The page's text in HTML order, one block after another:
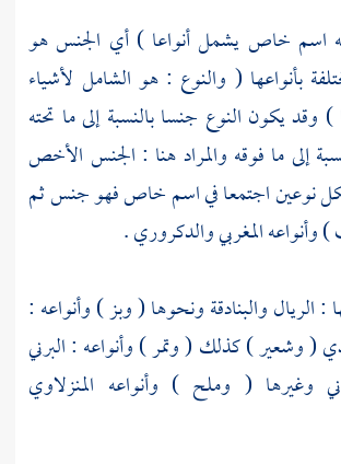
اسم خاص يشمل أنواعا ) أي الجنس هو
بأنواعها ( والنوع : هو الشامل لأشياء
وقد يكون النوع جنسا بالنسبة إلى ما تحته
إلى ما فوقه والمراد هنا : الجنس الأخص
نوعين اجتمعا في اسم خاص فهو جنس ثم
المغربي والدكروري .
الريال والبنادقة ونحوها ( وبز ) وأنواعه :
( وشعير ) كذلك ( وتمر ) وأنواعه : البرني
وغيرها ( وملح ) وأنواعه المنزلاوي